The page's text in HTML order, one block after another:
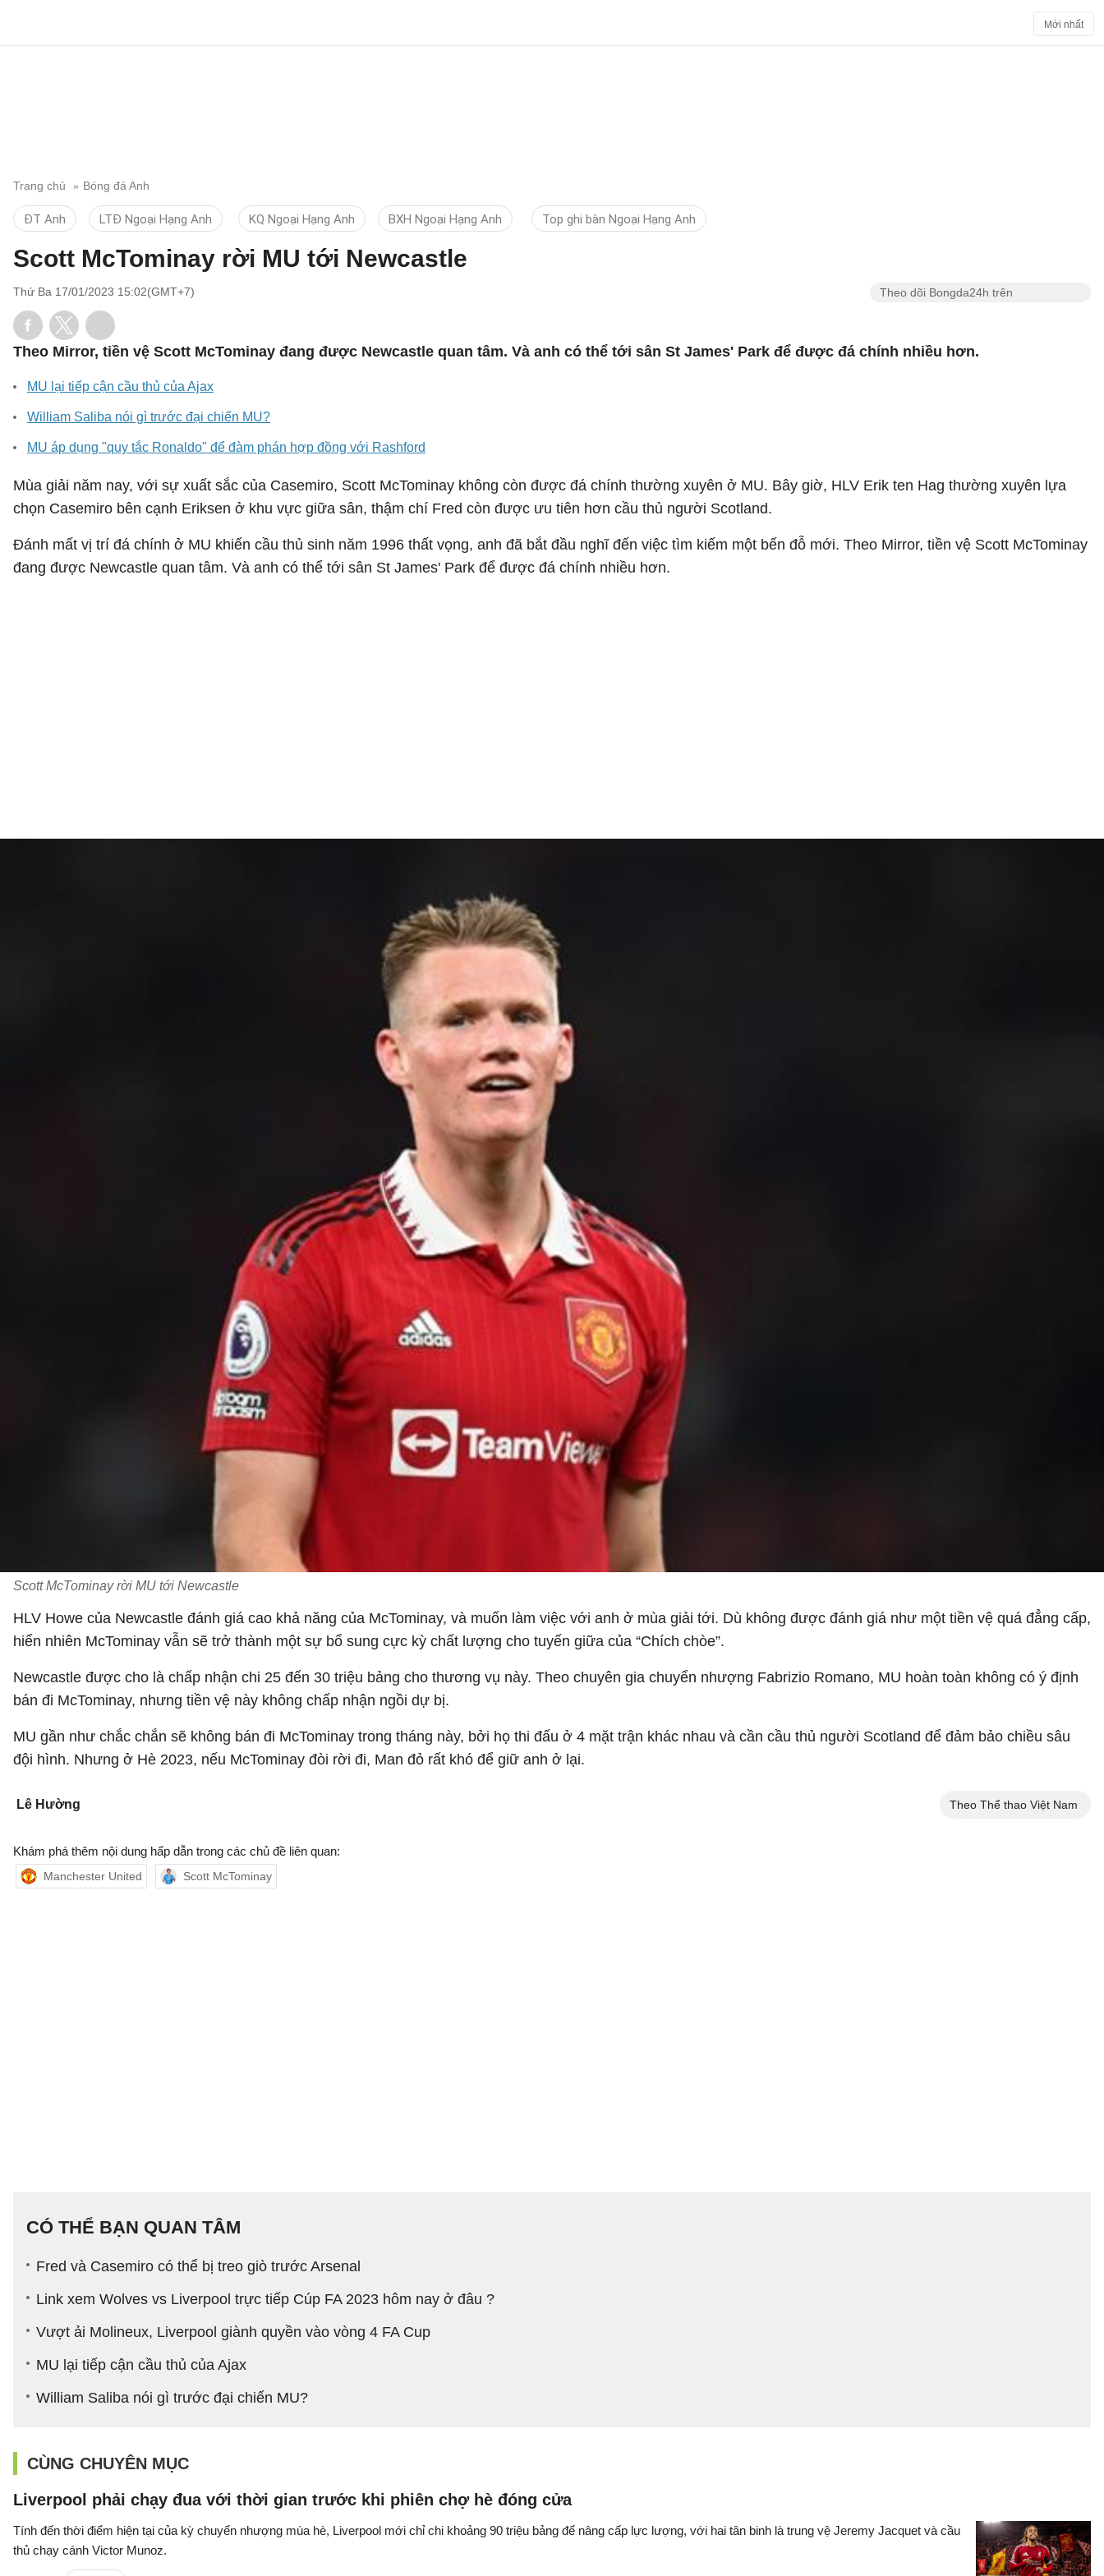
Mới nhất
Trang chủ Bóng đá Anh
ĐT Anh LTĐ Ngoại Hạng Anh KQ Ngoại Hạng Anh BXH Ngoại Hạng Anh Top ghi bàn Ngoại Hạng Anh
Scott McTominay rời MU tới Newcastle
Thứ Ba 17/01/2023 15:02(GMT+7) Theo dõi Bongda24h trên
Theo Mirror, tiền vệ Scott McTominay đang được Newcastle quan tâm. Và anh có thể tới sân St James' Park để được đá chính nhiều hơn.
MU lại tiếp cận cầu thủ của Ajax
William Saliba nói gì trước đại chiến MU?
MU áp dụng "quy tắc Ronaldo" để đàm phán hợp đồng với Rashford
Mùa giải năm nay, với sự xuất sắc của Casemiro, Scott McTominay không còn được đá chính thường xuyên ở MU. Bây giờ, HLV Erik ten Hag thường xuyên lựa
chọn Casemiro bên cạnh Eriksen ở khu vực giữa sân, thậm chí Fred còn được ưu tiên hơn cầu thủ người Scotland.
Đánh mất vị trí đá chính ở MU khiến cầu thủ sinh năm 1996 thất vọng, anh đã bắt đầu nghĩ đến việc tìm kiếm một bến đỗ mới. Theo Mirror, tiền vệ Scott McTominay
đang được Newcastle quan tâm. Và anh có thể tới sân St James' Park để được đá chính nhiều hơn.
Scott McTominay rời MU tới Newcastle
HLV Howe của Newcastle đánh giá cao khả năng của McTominay, và muốn làm việc với anh ở mùa giải tới. Dù không được đánh giá như một tiền vệ quá đẳng cấp,
hiển nhiên McTominay vẫn sẽ trở thành một sự bổ sung cực kỳ chất lượng cho tuyến giữa của “Chích chòe”.
Newcastle được cho là chấp nhận chi 25 đến 30 triệu bảng cho thương vụ này. Theo chuyên gia chuyển nhượng Fabrizio Romano, MU hoàn toàn không có ý định
bán đi McTominay, nhưng tiền vệ này không chấp nhận ngồi dự bị.
MU gần như chắc chắn sẽ không bán đi McTominay trong tháng này, bởi họ thi đấu ở 4 mặt trận khác nhau và cần cầu thủ người Scotland để đảm bảo chiều sâu
đội hình. Nhưng ở Hè 2023, nếu McTominay đòi rời đi, Man đỏ rất khó để giữ anh ở lại.
Lê Hường Theo Thể thao Việt Nam
Khám phá thêm nội dung hấp dẫn trong các chủ đề liên quan:
Manchester United Scott McTominay
CÓ THỂ BẠN QUAN TÂM
Fred và Casemiro có thể bị treo giò trước Arsenal
Link xem Wolves vs Liverpool trực tiếp Cúp FA 2023 hôm nay ở đâu ?
Vượt ải Molineux, Liverpool giành quyền vào vòng 4 FA Cup
MU lại tiếp cận cầu thủ của Ajax
William Saliba nói gì trước đại chiến MU?
CÙNG CHUYÊN MỤC
Liverpool phải chạy đua với thời gian trước khi phiên chợ hè đóng cửa
Tính đến thời điểm hiện tại của kỳ chuyển nhượng mùa hè, Liverpool mới chỉ chi khoảng 90 triệu bảng để nâng cấp lực lượng, với hai tân binh là trung vệ Jeremy Jacquet và cầu
thủ chạy cánh Victor Munoz.